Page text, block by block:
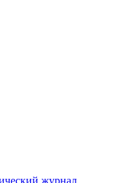
журнал